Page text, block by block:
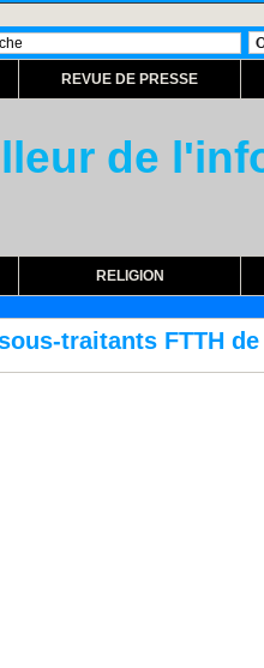
REVUE DE PRESSE
de
RELIGION
de Sonatel contre-